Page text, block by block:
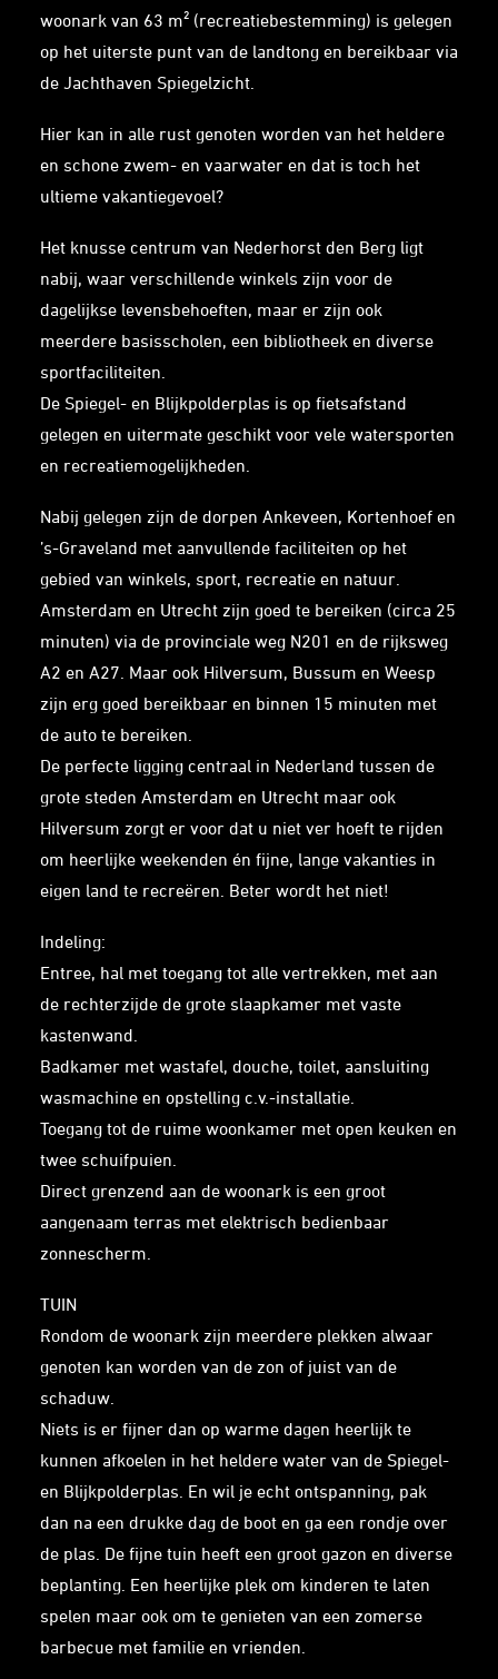
woonark van 63 m² (recreatiebestemming) is gelegen
op het uiterste punt van de landtong en bereikbaar via
de Jachthaven Spiegelzicht.
Hier kan in alle rust genoten worden van het heldere
en schone zwem- en vaarwater en dat is toch het
ultieme vakantiegevoel?
Het knusse centrum van Nederhorst den Berg ligt
nabij, waar verschillende winkels zijn voor de
dagelijkse levensbehoeften, maar er zijn ook
meerdere basisscholen, een bibliotheek en diverse
sportfaciliteiten.
De Spiegel- en Blijkpolderplas is op fietsafstand
gelegen en uitermate geschikt voor vele watersporten
en recreatiemogelijkheden.
Nabij gelegen zijn de dorpen Ankeveen, Kortenhoef en
’s-Graveland met aanvullende faciliteiten op het
gebied van winkels, sport, recreatie en natuur.
Amsterdam en Utrecht zijn goed te bereiken (circa 25
minuten) via de provinciale weg N201 en de rijksweg
A2 en A27. Maar ook Hilversum, Bussum en Weesp
zijn erg goed bereikbaar en binnen 15 minuten met
de auto te bereiken.
De perfecte ligging centraal in Nederland tussen de
grote steden Amsterdam en Utrecht maar ook
Hilversum zorgt er voor dat u niet ver hoeft te rijden
om heerlijke weekenden én fijne, lange vakanties in
eigen land te recreëren. Beter wordt het niet!
Indeling:
Entree, hal met toegang tot alle vertrekken, met aan
de rechterzijde de grote slaapkamer met vaste
kastenwand.
Badkamer met wastafel, douche, toilet, aansluiting
wasmachine en opstelling c.v.-installatie.
Toegang tot de ruime woonkamer met open keuken en
twee schuifpuien.
Direct grenzend aan de woonark is een groot
aangenaam terras met elektrisch bedienbaar
zonnescherm.
TUIN
Rondom de woonark zijn meerdere plekken alwaar
genoten kan worden van de zon of juist van de
schaduw.
Niets is er fijner dan op warme dagen heerlijk te
kunnen afkoelen in het heldere water van de Spiegel-
en Blijkpolderplas. En wil je echt ontspanning, pak
dan na een drukke dag de boot en ga een rondje over
de plas. De fijne tuin heeft een groot gazon en diverse
beplanting. Een heerlijke plek om kinderen te laten
spelen maar ook om te genieten van een zomerse
barbecue met familie en vrienden.